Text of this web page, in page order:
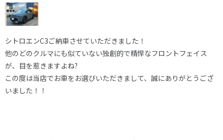
シトロエンC3ご納車させていただきました！
他のどのクルマにも似ていない独創的で精悍なフロントフェイス
が、目を惹きますよね?
この度は当店でお車をお選びいただきまして、誠にありがとうござ
いました！！